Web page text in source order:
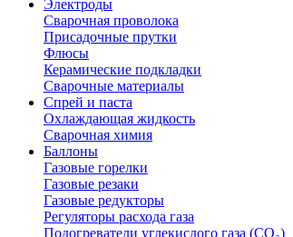
Электроды
Сварочная проволока
Присадочные прутки
Флюсы
Керамические подкладки
Сварочные материалы
Спрей и паста
Охлаждающая жидкость
Сварочная химия
Баллоны
Газовые горелки
Газовые резаки
Газовые редукторы
Регуляторы расхода газа
Подогреватели углекислого газа (CO₂)